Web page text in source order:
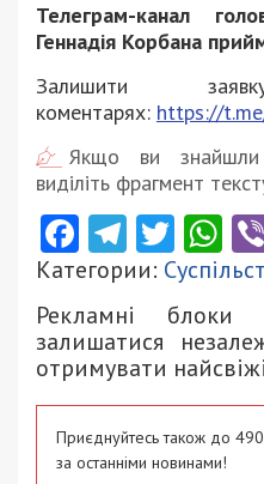
Телеграм-канал
Геннадія Корбана
Залишити
коментарях: https://
Якщо ви знайшли
виділіть фрагмент
Facebook
Категории:
Рекламні
залишатися
отримувати
Приєднуйтесь також до
за останніми новинами!